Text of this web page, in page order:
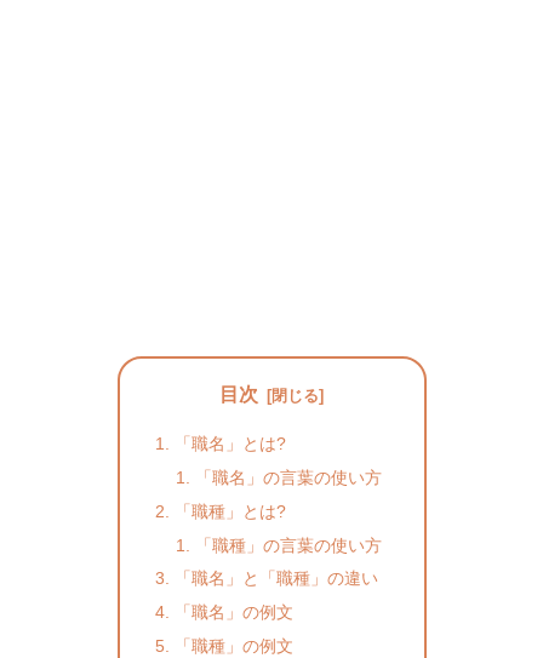
目次
「職名」とは?
「職名」の言葉の使い方
「職種」とは?
「職種」の言葉の使い方
「職名」と「職種」の違い
「職名」の例文
「職種」の例文